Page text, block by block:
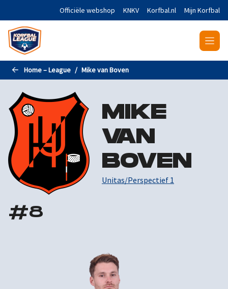
Naar de hoofdinhoud gaanOfficiële webshop KNKV Korfbal.nl Mijn Korfbal
Home – League Mike van Boven
MIKE
VAN
BOVEN
Unitas/Perspectief 1
#8